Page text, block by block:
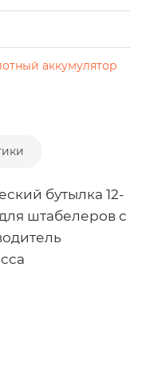
аккумулятор
бутылка 12-
штабелеров с